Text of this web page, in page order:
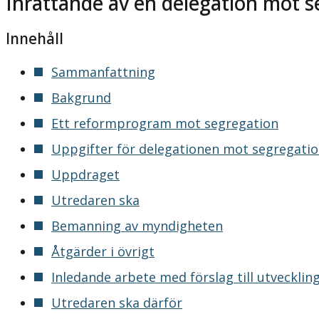
Innehåll
Sammanfattning
Bakgrund
Ett reformprogram mot segregation
Uppgifter för delegationen mot
Uppdraget
Utredaren ska
Bemanning av myndigheten
Åtgärder i övrigt
Inledande arbete med förslag till
Utredaren ska därför